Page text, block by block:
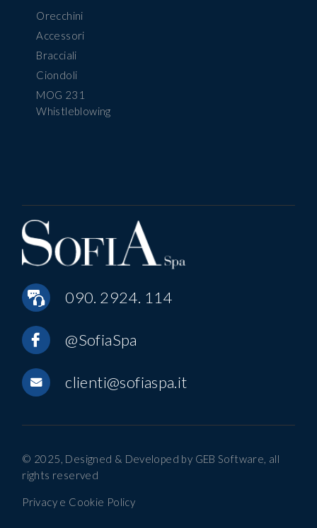
Orecchini
Accessori
Bracciali
Ciondoli
MOG 231
Whistleblowing
090. 2924. 114
@SofiaSpa
clienti@sofiaspa.it
© 2025, Designed & Developed by GEB Software, all
rights reserved
Privacy e Cookie Policy